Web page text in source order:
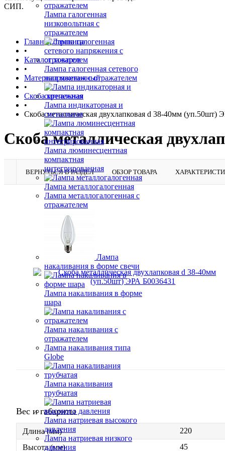
Лампа галогенная
низковольтная с
отражателем
Лампа галогенная сетевого
напряжения с отражателем
Лампа индикаторная и
сигнальная
Лампа люминесцентная
компактная
интегрированная
Лампа металлогалогенная
Лампа металлогалогенная с
отражателем
Лампа
накаливания в форме свечи
Лампа накаливания в форме
шара
Лампа накаливания с
отражателем
Лампа накаливания типа
Globe
Лампа накаливания
трубчатая
Лампа натриевая высокого
давления
Лампа натриевая низкого
давления
СИП.
Главная страница
•
Каталог товаров
•
Материал монтажный
•
Скоба крепежная
•
Скоба металлическая двухлапковая d 38-40мм (уп.50шт)
Скоба металлическая
ВЕРНУТЬСЯ В РАЗДЕЛ ОБЗОР ТОВАРА
Вес и габариты
Длина (мм)
220
Высота (мм)
45